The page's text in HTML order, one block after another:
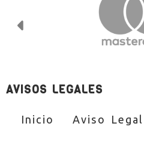
AVISOS LEGALES
Inicio Aviso Legal